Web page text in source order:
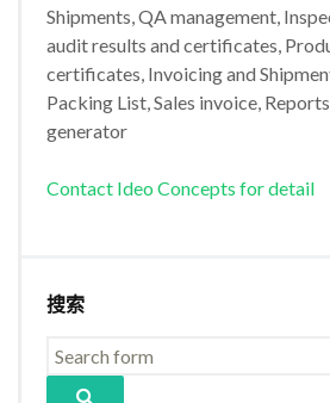
Shipments, QA management,
audit results and certificates,
certificates, Invoicing and
Packing List, Sales invoice,
generator
Contact Ideo Concepts for detail
搜索